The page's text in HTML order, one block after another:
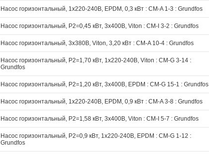
Насос горизонтальный, 1х220-240В, EPDM, 0,3 кВт : CM-A 1-3 : Grundfos
Насос горизонтальный, P2=0,45 кВт, 3х400В, Viton : CM-I 3-2 : Grundfos
Насос горизонтальный, 3х380В, Viton, 3,20 кВт : CM-A 10-4 : Grundfos
Насос горизонтальный, P2=1,70 кВт, 1х220-240В, Viton : CM-G 3-14 :
Grundfos
Насос горизонтальный, P2=1,20 кВт, 3х400В, EPDM : CM-G 15-1 : Grundfos
Насос горизонтальный, 1х220-240В, EPDM, 0,9 кВт : CM-A 3-8 : Grundfos
Насос горизонтальный, P2=1,58 кВт, 3х400В, Viton : CM-I 5-7 : Grundfos
Насос горизонтальный, P2=0,9 кВт, 1х220-240В, EPDM : CM-G 1-12 :
Grundfos